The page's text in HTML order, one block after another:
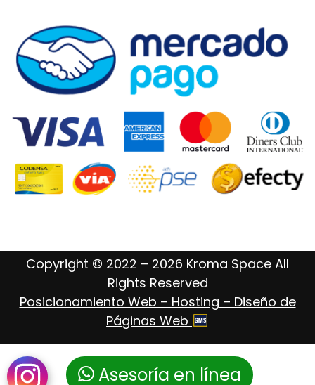
Asesoría en línea
Copyright © 2022 – 2026 Kroma Space All
Rights Reserved
Posicionamiento Web – Hosting – Diseño de
Páginas Web